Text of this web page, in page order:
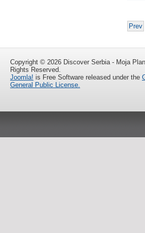
Prev
Copyright © 2026 Discover Serbia - Moja
Rights Reserved.
Joomla! is Free Software released under the
General Public License.